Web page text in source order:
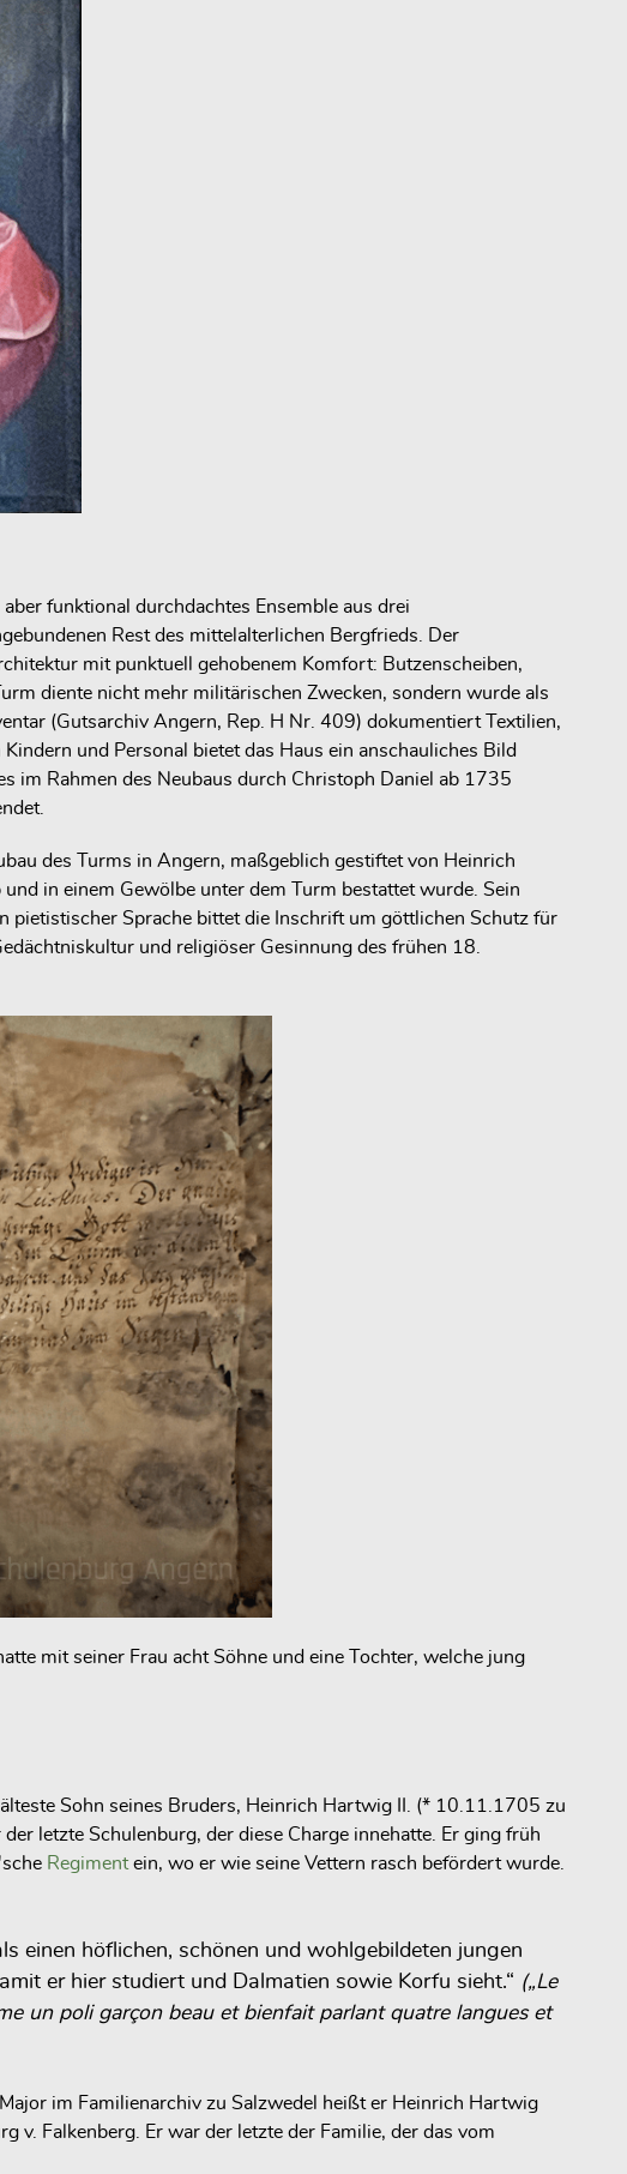
funktional durchdachtes Ensemble aus drei
Rest des mittelalterlichen Bergfrieds. Der
mit punktuell gehobenem Komfort: Butzenscheiben,
diente nicht mehr militärischen Zwecken, sondern wurde als
(Gutsarchiv Angern, Rep. H Nr. 409) dokumentiert Textilien,
und Personal bietet das Haus ein anschauliches Bild
im Rahmen des Neubaus durch Christoph Daniel ab 1735
des Turms in Angern, maßgeblich gestiftet von Heinrich
in einem Gewölbe unter dem Turm bestattet wurde. Sein
pietistischer Sprache bittet die Inschrift um göttlichen Schutz für
und religiöser Gesinnung des frühen 18.
mit seiner Frau acht Söhne und eine Tochter, welche jung
Sohn seines Bruders, Heinrich Hartwig II. (* 10.11.1705 zu
letzte Schulenburg, der diese Charge innehatte. Er ging früh
Regimentein, wo er wie seine Vettern rasch befördert wurde.
einen höflichen, schönen und wohlgebildeten jungen
er hier studiert und Dalmatien sowie Korfu sieht.“ („Le
un poli garçon beau et bienfait parlant quatre langues et
im Familienarchiv zu Salzwedel heißt er Heinrich Hartwig
v. Falkenberg. Er war der letzte der Familie, der das vom